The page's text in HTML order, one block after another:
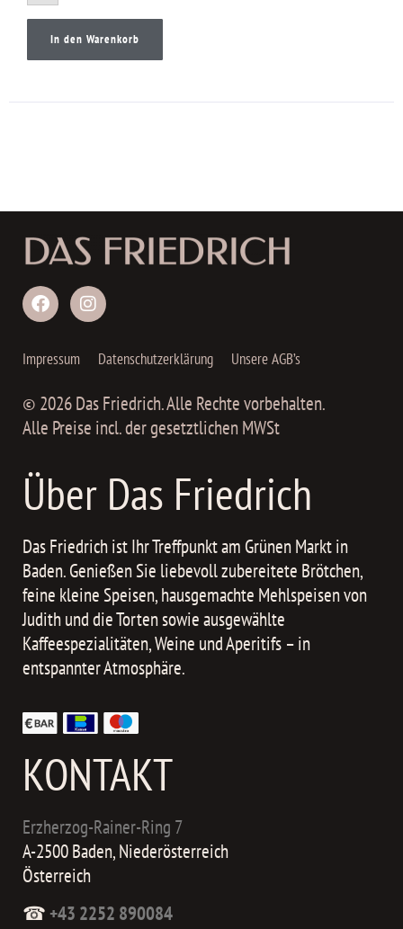
In den Warenkorb
Impressum Datenschutzerklärung Unsere AGB’s
© 2026 Das Friedrich. Alle Rechte vorbehalten.
Alle Preise incl. der gesetztlichen MWSt
Über Das Friedrich
Das Friedrich ist Ihr Treffpunkt am Grünen Markt in
Baden. Genießen Sie liebevoll zubereitete Brötchen,
feine kleine Speisen, hausgemachte Mehlspeisen von
Judith und die Torten sowie ausgewählte
Kaffeespezialitäten, Weine und Aperitifs – in
entspannter Atmosphäre.
KONTAKT
Erzherzog-Rainer-Ring 7
A-2500 Baden, Niederösterreich
Österreich
☎ +43 2252 890084